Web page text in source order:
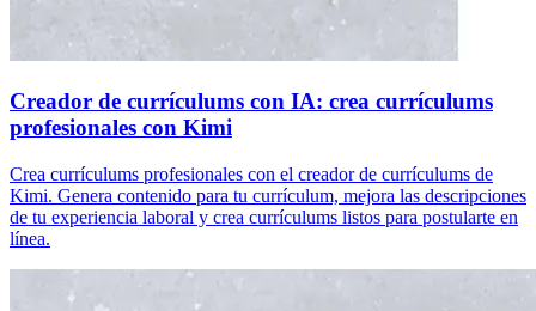
Creador de currículums con IA: crea currículums
profesionales con Kimi
Crea currículums profesionales con el creador de currículums de
Kimi. Genera contenido para tu currículum, mejora las descripciones
de tu experiencia laboral y crea currículums listos para postularte en
línea.